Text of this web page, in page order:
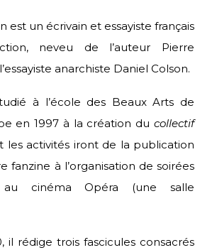
est un écrivain et essayiste français
neveu de l’auteur Pierre
anarchiste Daniel Colson.
à l’école des Beaux Arts de
en 1997 à la création du collectif
les activités iront de la publication
fanzine à l’organisation de soirées
au cinéma Opéra (une salle
il rédige trois fascicules consacrés